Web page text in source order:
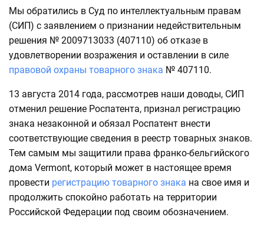
Мы обратились в Суд по интеллектуальным правам
(СИП) с заявлением о признании недействительным
решения № 2009713033 (407110) об отказе в
удовлетворении возражения и оставлении в силе
правовой охраны товарного знака № 407110.
13 августа 2014 года, рассмотрев наши доводы, СИП
отменил решение Роспатента, признал регистрацию
знака незаконной и обязал Роспатент внести
соответствующие сведения в реестр товарных знаков.
Тем самым мы защитили права франко-бельгийского
дома Vermont, который может в настоящее время
провести регистрацию товарного знака на свое имя и
продолжить спокойно работать на территории
Российской Федерации под своим обозначением.